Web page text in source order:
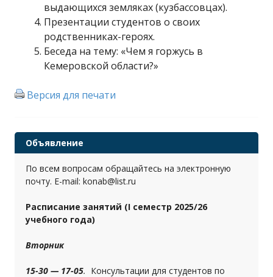
выдающихся земляках (кузбассовцах).
Презентации студентов о своих
родственниках-героях.
Беседа на тему: «Чем я горжусь в
Кемеровской области?»
Версия для печати
Объявление
По всем вопросам обращайтесь на электронную
почту. E-mail: konab@list.ru
Расписание занятий (I семестр 2025/26
учебного года)
Вторник
15-30 — 17-05. Консультации для студентов по